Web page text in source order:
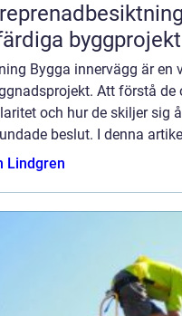
byggprojekt
Bygga innervägg är en
Att förstå de
och hur de skiljer sig
beslut. I denna
Lindgren